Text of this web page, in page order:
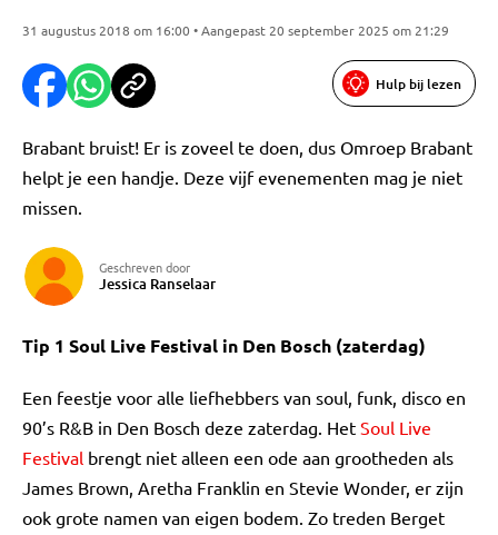
31 augustus 2018 om 16:00 • Aangepast 20 september 2025 om 21:29
Hulp bij lezen
Brabant bruist! Er is zoveel te doen, dus Omroep Brabant
helpt je een handje. Deze vijf evenementen mag je niet
missen.
Geschreven door
Jessica Ranselaar
Tip 1 Soul Live Festival in Den Bosch (zaterdag)
Een feestje voor alle liefhebbers van soul, funk, disco en
90’s R&B in Den Bosch deze zaterdag. Het Soul Live
Festival brengt niet alleen een ode aan grootheden als
James Brown, Aretha Franklin en Stevie Wonder, er zijn
ook grote namen van eigen bodem. Zo treden Berget